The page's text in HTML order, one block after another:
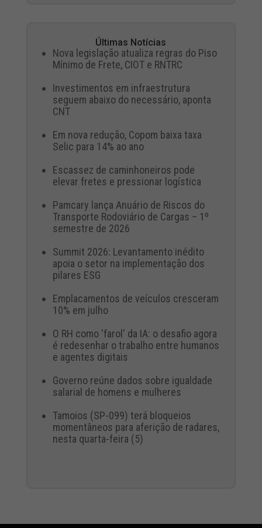
Últimas Notícias
Nova legislação atualiza regras do Piso
Mínimo de Frete, CIOT e RNTRC
Investimentos em infraestrutura
seguem abaixo do necessário, aponta
CNT
Em nova redução, Copom baixa taxa
Selic para 14% ao ano
Escassez de caminhoneiros pode
elevar fretes e pressionar logística
Pamcary lança Anuário de Riscos do
Transporte Rodoviário de Cargas – 1º
semestre de 2026
Summit 2026: Levantamento inédito
apoia o setor na implementação dos
pilares ESG
Emplacamentos de veículos cresceram
10% em julho
O RH como 'farol' da IA: o desafio agora
é redesenhar o trabalho entre humanos
e agentes digitais
Governo reúne dados sobre igualdade
salarial de homens e mulheres
Tamoios (SP-099) terá bloqueios
momentâneos para aferição de radares,
nesta quarta-feira (5)